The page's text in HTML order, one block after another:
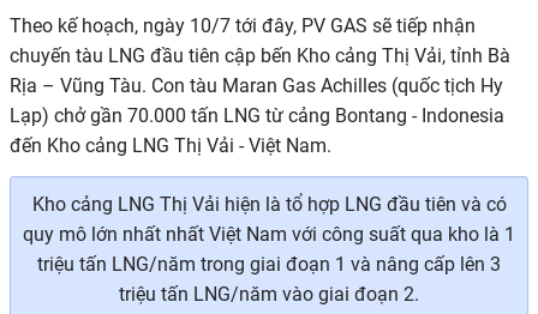
Theo kế hoạch, ngày 10/7 tới đây, PV GAS sẽ tiếp nhận
chuyến tàu LNG đầu tiên cập bến Kho cảng Thị Vải, tỉnh Bà
Rịa – Vũng Tàu. Con tàu Maran Gas Achilles (quốc tịch Hy
Lạp) chở gần 70.000 tấn LNG từ cảng Bontang - Indonesia
đến Kho cảng LNG Thị Vải - Việt Nam.
Kho cảng LNG Thị Vải hiện là tổ hợp LNG đầu tiên và có
quy mô lớn nhất nhất Việt Nam với công suất qua kho là 1
triệu tấn LNG/năm trong giai đoạn 1 và nâng cấp lên 3
triệu tấn LNG/năm vào giai đoạn 2.